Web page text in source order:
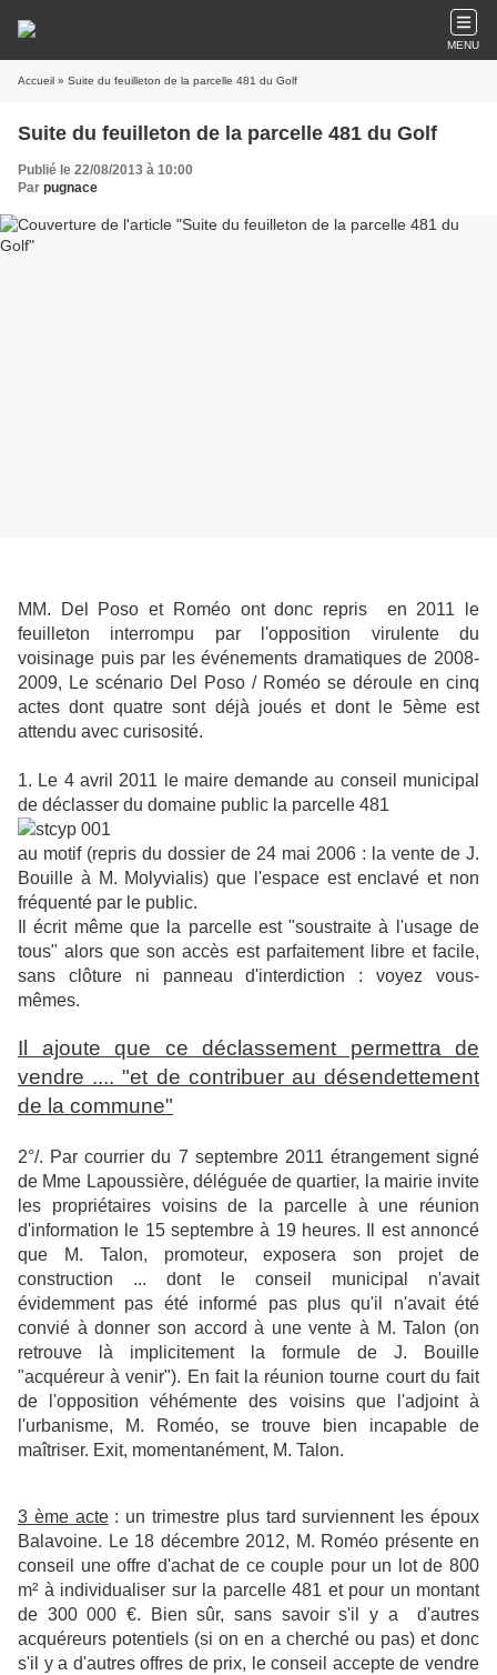
MENU
Accueil » Suite du feuilleton de la parcelle 481 du Golf
Suite du feuilleton de la parcelle 481 du Golf
Publié le 22/08/2013 à 10:00
Par pugnace
MM. Del Poso et Roméo ont donc repris en 2011 le
feuilleton interrompu par l'opposition virulente du
voisinage puis par les événements dramatiques de 2008-
2009, Le scénario Del Poso / Roméo se déroule en cinq
actes dont quatre sont déjà joués et dont le 5ème est
attendu avec curisosité.
1. Le 4 avril 2011 le maire demande au conseil municipal
de déclasser du domaine public la parcelle 481
au motif (repris du dossier de 24 mai 2006 : la vente de J.
Bouille à M. Molyvialis) que l'espace est enclavé et non
fréquenté par le public.
Il écrit même que la parcelle est "soustraite à l'usage de
tous" alors que son accès est parfaitement libre et facile,
sans clôture ni panneau d'interdiction : voyez vous-
mêmes.
Il ajoute que ce déclassement permettra de
vendre .... "et de contribuer au désendettement
de la commune"
2°/. Par courrier du 7 septembre 2011 étrangement signé
de Mme Lapoussière, déléguée de quartier, la mairie invite
les propriétaires voisins de la parcelle à une réunion
d'information le 15 septembre à 19 heures. Il est annoncé
que M. Talon, promoteur, exposera son projet de
construction ... dont le conseil municipal n'avait
évidemment pas été informé pas plus qu'il n'avait été
convié à donner son accord à une vente à M. Talon (on
retrouve là implicitement la formule de J. Bouille
"acquéreur à venir"). En fait la réunion tourne court du fait
de l'opposition véhémente des voisins que l'adjoint à
l'urbanisme, M. Roméo, se trouve bien incapable de
maîtriser. Exit, momentanément, M. Talon.
3 ème acte: un trimestre plus tard surviennent les époux
Balavoine. Le 18 décembre 2012, M. Roméo présente en
conseil une offre d'achat de ce couple pour un lot de 800
m² à individualiser sur la parcelle 481 et pour un montant
de 300 000 €. Bien sûr, sans savoir s'il y a d'autres
acquéreurs potentiels (si on en a cherché ou pas) et donc
s'il y a d'autres offres de prix, le conseil accepte de vendre